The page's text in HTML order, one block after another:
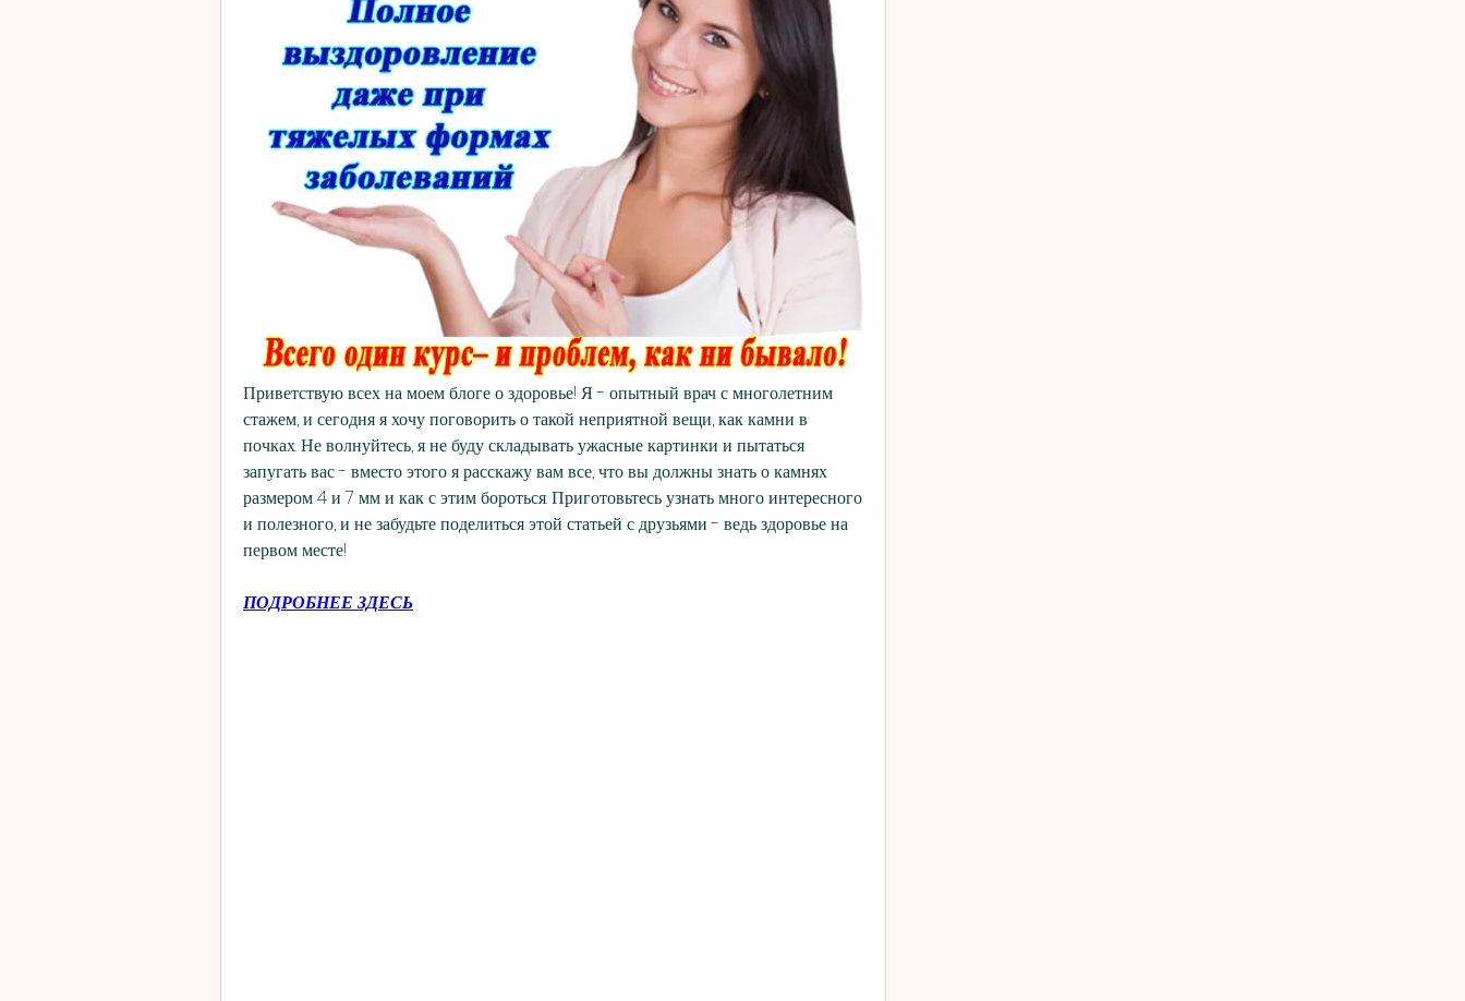
Приветствую всех на моем блоге о здоровье! Я - опытный врач с многолетним
стажем, и сегодня я хочу поговорить о такой неприятной вещи, как камни в
почках. Не волнуйтесь, я не буду складывать ужасные картинки и пытаться
запугать вас - вместо этого я расскажу вам все, что вы должны знать о камнях
размером 4 и 7 мм и как с этим бороться. Приготовьтесь узнать много интересного
и полезного, и не забудьте поделиться этой статьей с друзьями - ведь здоровье на
первом месте!
ПОДРОБНЕЕ ЗДЕСЬ